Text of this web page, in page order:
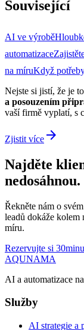
Související
AI ve výrobě
automatizace
na míruKdyž
Nejste si jistí, že je
a posouzením
vaší firmě vyplatí, s
Zjistit více arrow_forward
Najděte
nedosáhnou.
Řekněte nám o
leadů dokáže kolem
míru.
Rezervujte si
AQUNAMA
AI a automatizace
Služby
AI strategie a